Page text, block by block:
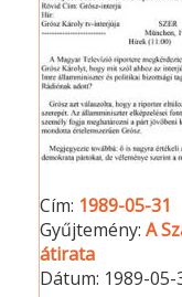
Cím: 1989-05-31
Gyűjtemény:A
átirata
Dátum: 1989-05-